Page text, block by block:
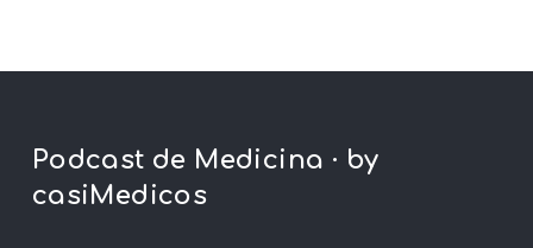
Podcast de Medicina · by
casiMedicos